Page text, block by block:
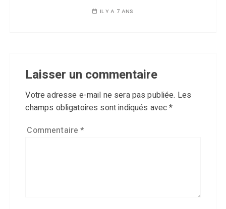
IL Y A 7 ANS
Laisser un commentaire
Votre adresse e-mail ne sera pas publiée. Les
champs obligatoires sont indiqués avec*
Commentaire*